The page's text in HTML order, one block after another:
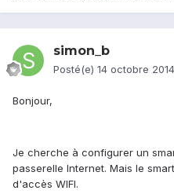
simon_b
Posté(e) 14 octobre 2014
Bonjour,
Je cherche à configurer un
passerelle Internet. Mais le
d'accès WIFI.